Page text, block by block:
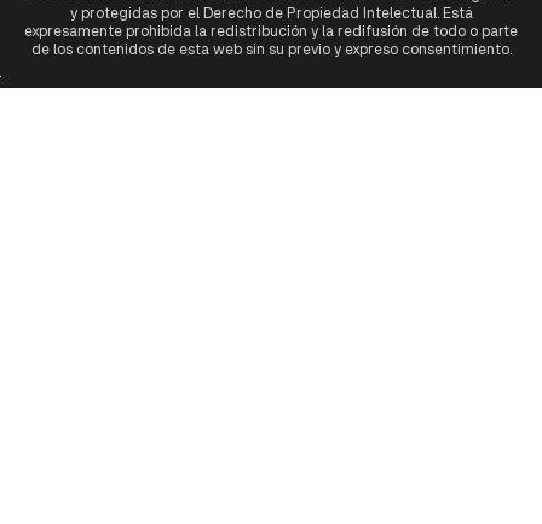
y protegidas por el Derecho de Propiedad Intelectual. Está
expresamente prohibida la redistribución y la redifusión de todo o parte
de los contenidos de esta web sin su previo y expreso consentimiento.